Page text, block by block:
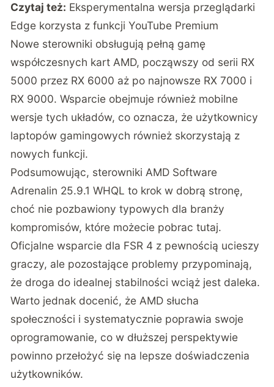
Czytaj też: Eksperymentalna wersja przeglądarki
Edge korzysta z funkcji YouTube Premium
Nowe sterowniki obsługują pełną gamę
współczesnych kart AMD, począwszy od serii RX
5000 przez RX 6000 aż po najnowsze RX 7000 i
RX 9000. Wsparcie obejmuje również mobilne
wersje tych układów, co oznacza, że użytkownicy
laptopów gamingowych również skorzystają z
nowych funkcji.
Podsumowując, sterowniki AMD Software
Adrenalin 25.9.1 WHQL to krok w dobrą stronę,
choć nie pozbawiony typowych dla branży
kompromisów, które możecie pobrac tutaj.
Oficjalne wsparcie dla FSR 4 z pewnością ucieszy
graczy, ale pozostające problemy przypominają,
że droga do idealnej stabilności wciąż jest daleka.
Warto jednak docenić, że AMD słucha
społeczności i systematycznie poprawia swoje
oprogramowanie, co w dłuższej perspektywie
powinno przełożyć się na lepsze doświadczenia
użytkowników.